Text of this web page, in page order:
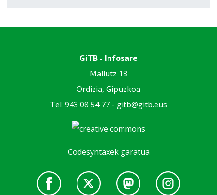
GiTB - Infosare
Mallutz 18
Ordizia, Gipuzkoa
Tel: 943 08 54 77 - gitb@gitb.eus
Codesyntaxek garatua